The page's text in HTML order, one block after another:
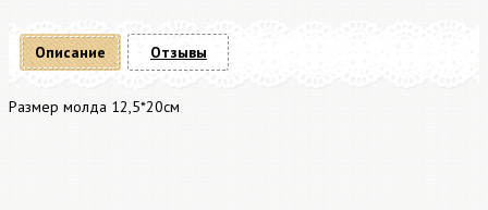
Описание
Размер молда 12,5*20см
Отзывы